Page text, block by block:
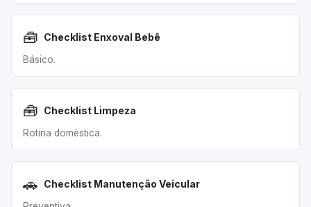
🧰 Checklist Enxoval Bebê
Básico.
🧰 Checklist Limpeza
Rotina doméstica.
🚗 Checklist Manutenção Veicular